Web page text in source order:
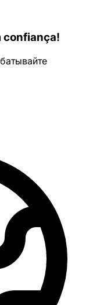
confiança!